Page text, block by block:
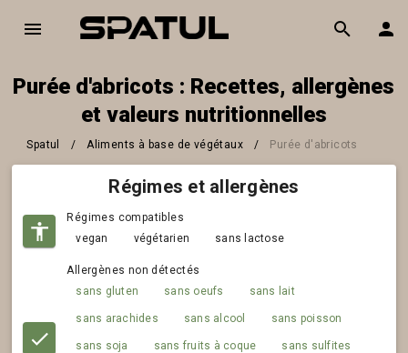
Purée d'abricots : Recettes, allergènes
et valeurs nutritionnelles
Spatul / Aliments à base de végétaux / Purée d'abricots
Régimes et allergènes
Régimes compatibles
vegan
végétarien sans lactose
Allergènes non détectés
sans gluten
sans oeufs sans lait
sans arachides sans alcool sans poisson
sans soja sans fruits à coque sans sulfites